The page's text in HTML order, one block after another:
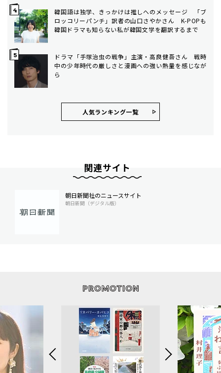
韓国語は独学、きっかけは推しへのメッセージ 「ブ
ロッコリーパンチ」訳者の山口さやかさん K-POPも
韓国ドラマも知らない私が韓国文学を翻訳するまで
ドラマ「手塚治虫の戦争」主演・高良健吾さん 戦時
中の少年時代の厳しさと漫画への強い熱量を感じなが
ら
人気ランキング⼀覧
関連サイト
朝日新聞社のニュースサイト
朝日新聞（デジタル版）